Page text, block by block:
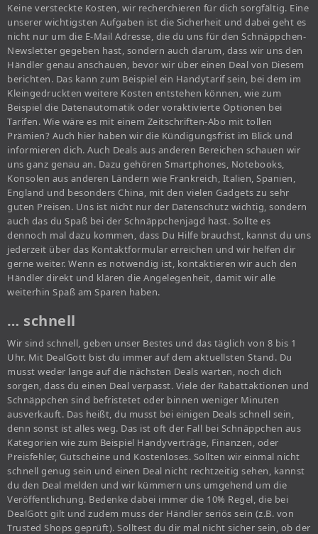
Keine versteckte Kosten, wir recherchieren für dich sorgfältig. Eine
unserer wichtigsten Aufgaben ist die Sicherheit und dabei geht es
nicht nur um die E-Mail Adresse, die du uns für den Schnäppchen-
Newsletter gegeben hast, sondern auch darum, dass wir uns den
Händler genau anschauen, bevor wir über einen Deal von Diesem
berichten. Das kann zum Beispiel ein Handytarif sein, bei dem im
Kleingedruckten weitere Kosten entstehen können, wie zum
Beispiel die Datenautomatik oder voraktivierte Optionen bei
Tarifen. Wie wäre es mit einem Zeitschriften-Abo mit tollen
Prämien? Auch hier haben wir die Kündigungsfrist im Blick und
informieren dich. Auch Deals aus anderen Bereichen schauen wir
uns ganz genau an. Dazu gehören Smartphones, Notebooks,
Konsolen aus anderen Ländern wie Frankreich, Italien, Spanien,
England und besonders China, mit den vielen Gadgets zu sehr
guten Preisen. Uns ist nicht nur der Datenschutz wichtig, sondern
auch das du Spaß bei der Schnäppchenjagd hast. Sollte es
dennoch mal dazu kommen, dass Du Hilfe brauchst, kannst du uns
jederzeit über das Kontaktformular erreichen und wir helfen dir
gerne weiter. Wenn es notwendig ist, kontaktieren wir auch den
Händler direkt und klären die Angelegenheit, damit wir alle
weiterhin Spaß am Sparen haben.
… schnell
Wir sind schnell, geben unser Bestes und das täglich von 8 bis 1
Uhr. Mit DealGott bist du immer auf dem aktuellsten Stand. Du
musst weder lange auf die nächsten Deals warten, noch dich
sorgen, dass du einen Deal verpasst. Viele der Rabattaktionen und
Schnäppchen sind befristetet oder binnen weniger Minuten
ausverkauft. Das heißt, du musst bei einigen Deals schnell sein,
denn sonst ist alles weg. Das ist oft der Fall bei Schnäppchen aus
Kategorien wie zum Beispiel Handyverträge, Finanzen, oder
Preisfehler, Gutscheine und Kostenloses. Sollten wir einmal nicht
schnell genug sein und einen Deal nicht rechtzeitig sehen, kannst
du den Deal melden und wir kümmern uns umgehend um die
Veröffentlichung. Bedenke dabei immer die 10% Regel, die bei
DealGott gilt und zudem muss der Händler seriös sein (z.B. von
Trusted Shops geprüft). Solltest du dir mal nicht sicher sein, ob der